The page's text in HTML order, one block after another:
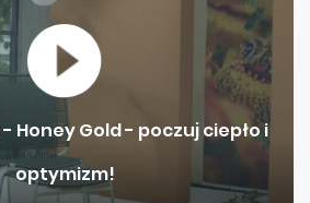
Honey Gold - poczuj ciepło i
optymizm!